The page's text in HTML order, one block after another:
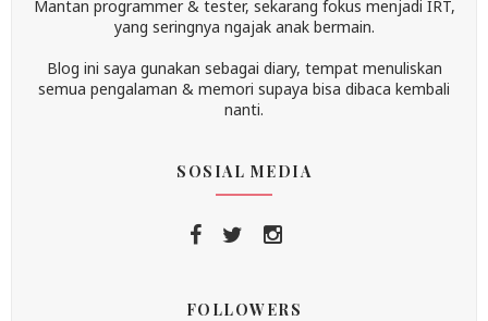
Mantan programmer & tester, sekarang fokus menjadi IRT,
yang seringnya ngajak anak bermain.
Blog ini saya gunakan sebagai diary, tempat menuliskan
semua pengalaman & memori supaya bisa dibaca kembali
nanti.
SOSIAL MEDIA
FOLLOWERS